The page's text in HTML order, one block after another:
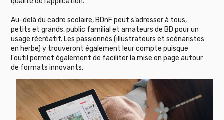
Au-delà du cadre scolaire, BDnF peut s’adresser à tous,
petits et grands, public familial et amateurs de BD pour un
usage récréatif. Les passionnés (illustrateurs et scénaristes
en herbe) y trouveront également leur compte puisque
l'outil permet également de faciliter la mise en page autour
de formats innovants.